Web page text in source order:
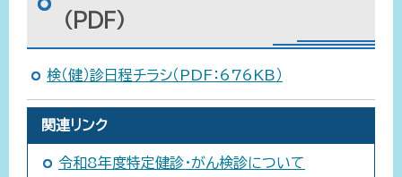
（PDF）
検（健）診日程チラシ（PDF：676KB）
関連リンク
令和8年度特定健診・がん検診について